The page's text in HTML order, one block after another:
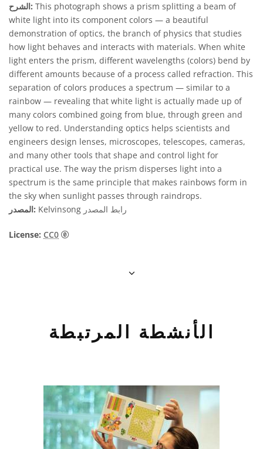
الشرح: This photograph shows a prism splitting a beam of
white light into its component colors — a beautiful
demonstration of optics, the branch of physics that studies
how light behaves and interacts with materials. When white
light enters the prism, different wavelengths (colors) bend by
different amounts because of a process called refraction. This
separation of colors produces a spectrum — similar to a
rainbow — revealing that white light is actually made up of
many colors combined going from blue, through green and
yellow to red. Understanding optics helps scientists and
engineers design lenses, microscopes, telescopes, cameras,
and many other tools that shape and control light for
practical use. The way the prism disperses light into a
spectrum is the same principle that makes rainbows form in
the sky when sunlight passes through raindrops.
المصدر: Kelvinsong رابط المصدر
License: CC0
الأنشطة المرتبطة